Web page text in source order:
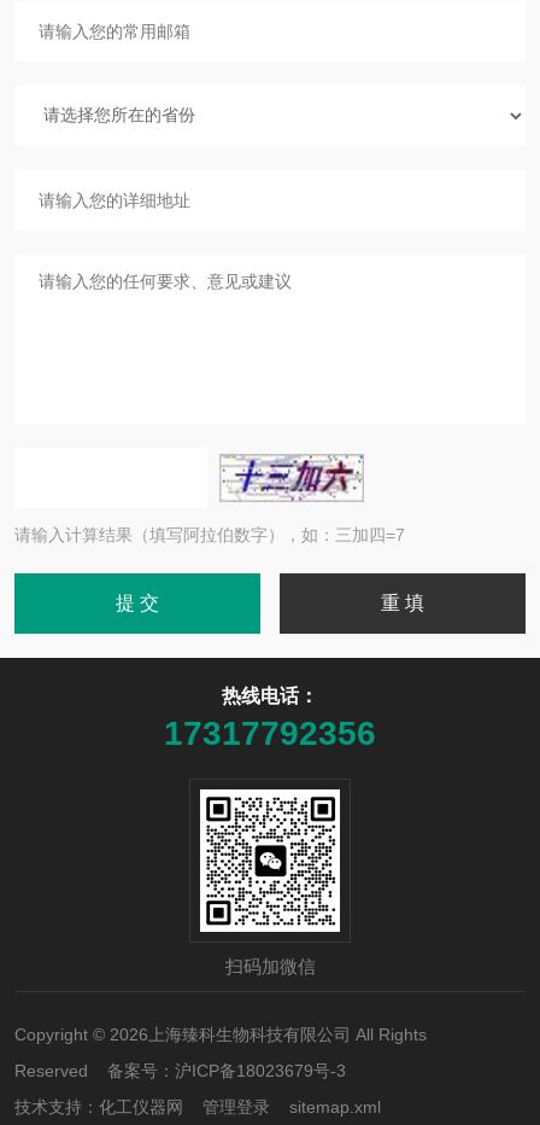
请输入计算结果（填写阿拉伯数字），如：三加四=7
热线电话：
17317792356
扫码加微信
Copyright © 2026上海臻科生物科技有限公司 All Rights
Reserved 备案号： 沪ICP备18023679号-3
技术支持： 化工仪器网 管理登录 sitemap.xml